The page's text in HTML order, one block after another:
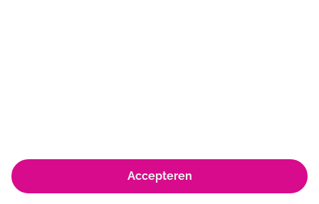
© Koninklijke Sportfondsen 2026
Huisregels & Algemene voorwaarden
Accepteren